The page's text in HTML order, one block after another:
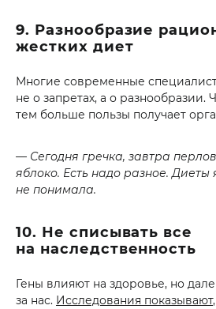
9. Разнообразие
жестких диет
Многие современные
не о запретах, а о
тем больше пользы получает
— Сегодня гречка, завтра
яблоко. Есть надо разное. Диеты
не понимала.
10. Не списывать все
на наследственность
Гены влияют на здоровье, но
за нас. Исследования показывают